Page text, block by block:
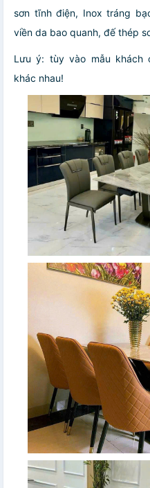
sơn tĩnh điện, Inox tráng
viền da bao quanh, đế thép
Lưu ý: tùy vào mẫu khách
khác nhau!